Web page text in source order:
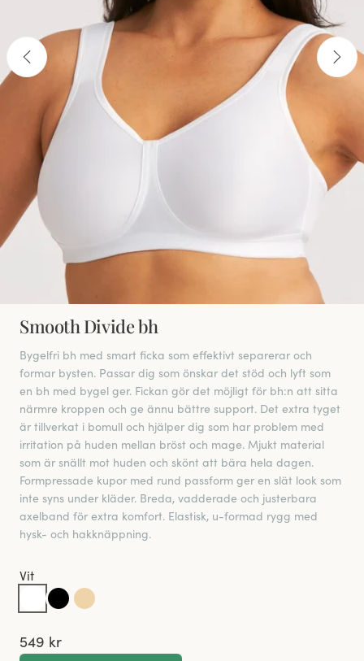
Smooth Divide bh
Bygelfri bh med smart ficka som effektivt separerar och
formar bysten. Passar dig som önskar det stöd och lyft som
en bh med bygel ger. Fickan gör det möjligt för bh:n att sitta
närmre kroppen och ge ännu bättre support. Det extra tyget
är tillverkat i bomull och hjälper dig som har problem med
irritation på huden mellan bröst och mage. Mjukt material
som är snällt mot huden och skönt att bära hela dagen.
Formpressade kupor med rund passform ger en slät look som
inte syns under kläder. Breda, vadderade och justerbara
axelband för extra komfort. Elastisk, u-formad rygg med
hysk- och hakknäppning.
Vit
549 kr